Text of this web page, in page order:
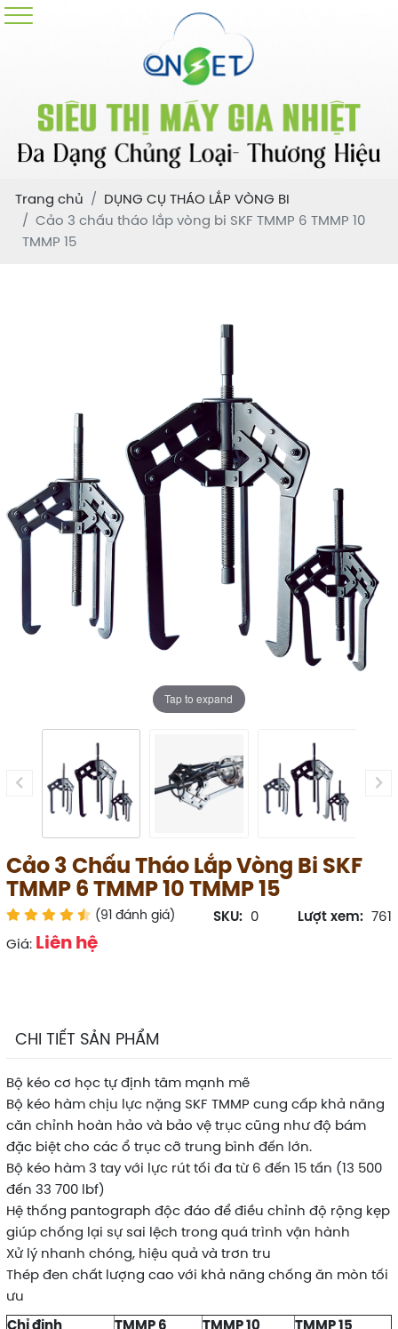
Trang chủ
DỤNG CỤ THÁO LẮP VÒNG BI
Cảo 3 chấu tháo lắp vòng bi SKF TMMP 6 TMMP 10
TMMP 15
Tap to expand
Cảo 3 Chấu Tháo Lắp Vòng Bi SKF
TMMP 6 TMMP 10 TMMP 15
(91 đánh giá) SKU: 0 Lượt xem:
761
Giá: Liên hệ
CHI TIẾT SẢN PHẨM
Bộ kéo cơ học tự định tâm mạnh mẽ
Bộ kéo hàm chịu lực nặng SKF TMMP cung cấp khả năng
căn chỉnh hoàn hảo và bảo vệ trục cũng như độ bám
đặc biệt cho các ổ trục cỡ trung bình đến lớn.
Bộ kéo hàm 3 tay với lực rút tối đa từ 6 đến 15 tấn (13 500
đến 33 700 lbf)
Hệ thống pantograph độc đáo để điều chỉnh độ rộng kẹp
giúp chống lại sự sai lệch trong quá trình vận hành
Xử lý nhanh chóng, hiệu quả và trơn tru
Thép đen chất lượng cao với khả năng chống ăn mòn tối
ưu